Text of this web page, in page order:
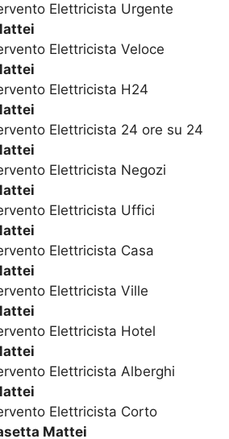
Elettricista Urgente
Elettricista Veloce
Elettricista H24
Elettricista 24 ore su 24
Elettricista Negozi
Elettricista Uffici
Elettricista Casa
Elettricista Ville
Elettricista Hotel
Elettricista Alberghi
Elettricista Corto
Mattei